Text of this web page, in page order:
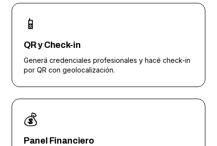
📱
QR y Check-in
Generá credenciales profesionales y hacé check-in
por QR con geolocalización.
💰
Panel Financiero